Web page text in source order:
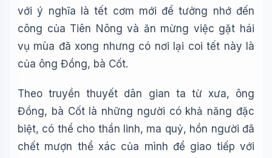
với ý nghĩa là tết cơm mới để tưởng nhớ đến
công của Tiên Nông và ăn mừng việc gặt hái
vụ mùa đã xong nhưng có nơi lại coi tết này là
của ông Đồng, bà Cốt.
Theo truyền thuyết dân gian ta từ xưa, ông
Đồng, bà Cốt là những người có khả năng đặc
biệt, có thể cho thần linh, ma quỷ, hồn người đã
chết mượn thể xác của mình để giao tiếp với
Xin chào!
Tôi là trợ lý AI của TuDienWiki. Hãy hỏi tôi bất kỳ điều gì
🪐 Sao Mộc là gì?
🔬 Albert Einstein